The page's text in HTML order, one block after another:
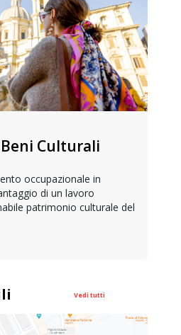
Culturali
occupazionale in
di un lavoro
patrimonio culturale del
Vedi tutti